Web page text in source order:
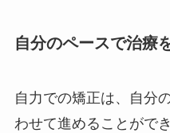
自分のペースで治療
自力での矯正は、自分
わせて進めることがで